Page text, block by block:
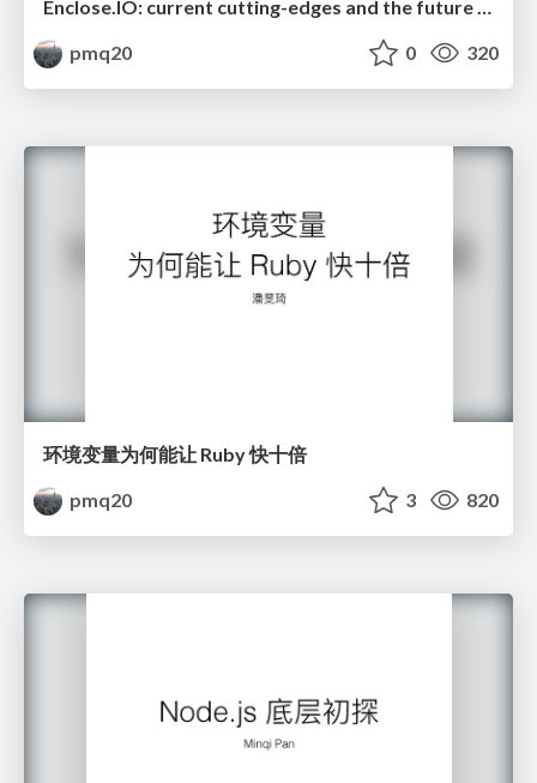
Enclose.IO: current cutting-edges and the future work
pmq20
0 320
环境变量为何能让 Ruby 快十倍
pmq20
3 820